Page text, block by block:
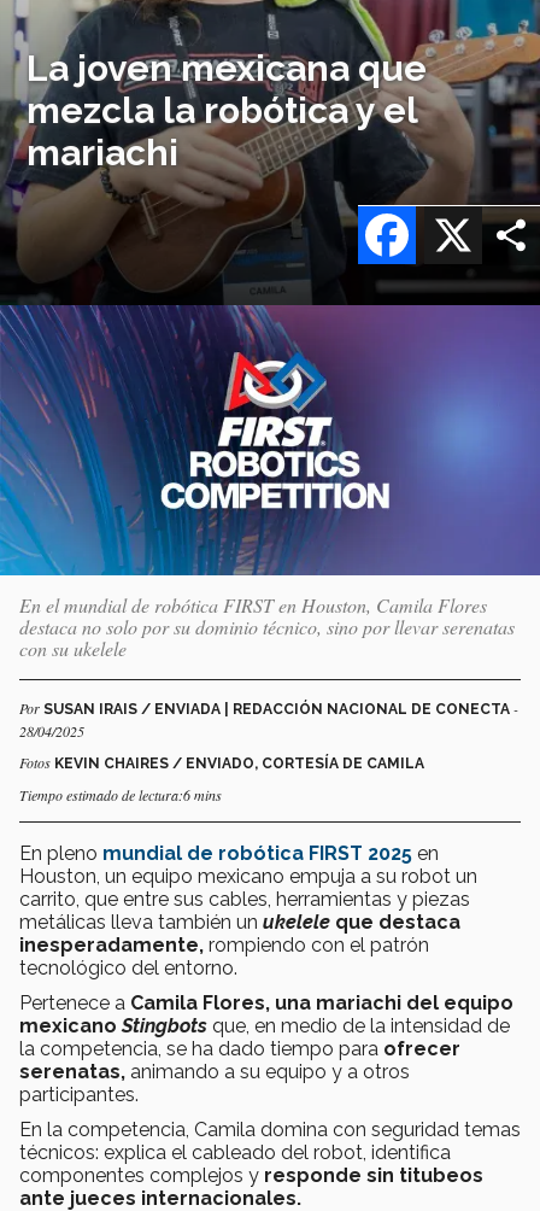
La joven mexicana que
mezcla la robótica y el
mariachi
X
Facebook
Imagen
o
logo
En el mundial de robótica FIRST en Houston, Camila Flores
destaca no solo por su dominio técnico, sino por llevar serenatas
con su ukelele
Por SUSAN IRAIS / ENVIADA | REDACCIÓN NACIONAL DE CONECTA -
28/04/2025
Fotos KEVIN CHAIRES / ENVIADO, CORTESÍA DE CAMILA
Tiempo estimado de lectura:6 mins
En pleno mundial de robótica FIRST 2025 en
Houston, un equipo mexicano empuja a su robot un
carrito, que entre sus cables, herramientas y piezas
metálicas lleva también un ukelele que destaca
inesperadamente, rompiendo con el patrón
tecnológico del entorno.
Pertenece a Camila Flores, una mariachi del equipo
mexicanoStingbots que, en medio de la intensidad de
la competencia, se ha dado tiempo para ofrecer
serenatas, animando a su equipo y a otros
participantes.
En la competencia, Camila domina con seguridad temas
técnicos: explica el cableado del robot, identifica
componentes complejos y responde sin titubeos
ante jueces internacionales.